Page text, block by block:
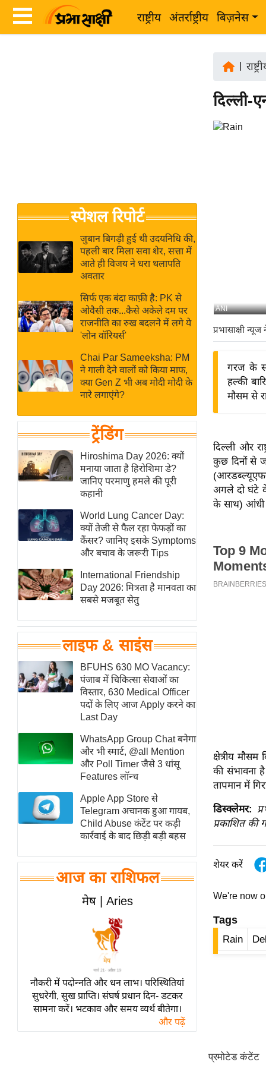
राष्ट्रीय अंतर्राष्ट्रीय बिज़नेस
Breaking
News in
Hindi
Hindi
Hindi
जगत
राय
बजट
क्रिकेट
IPL
ई-पेपर
मिसाल बेमिसाल
यंग इंडिया
साहित्य जगत
ऑटो वर्ल्ड
न्यूज ब्रीफ
बॉलीवुड
हॉलीवुड
फिल्म समीक्षा
Breaking
News
टेक्नॉलॉजी
ब्यूटी/फैशन
घरेलू नुस्खे
पर्यटन स्थल
फिटनेस मंत्रा
रिलेशनशिप
राजनीति
विश्लेषण
समसामयिक
मातृभूमि
स्तंभ
आई.
चाय पर
समीक्षा
धर्मस्थल
व्रत
स्पेशल रिपोर्ट
जुबान बिगड़ी हुई थी उदयनिधि की,
पहली बार मिला सवा शेर, सत्ता में
आते ही विजय ने धरा थलापति
अवतार
सिर्फ एक बंदा काफ़ी है: PK से
ओवैसी तक...कैसे अकेले दम पर
राजनीति का रुख बदलने में लगे ये
'लोन वॉरियर्स'
Chai Par Sameeksha: PM
ने गाली देने वालों को किया माफ,
क्या Gen Z भी अब मोदी मोदी के
नारे लगाएंगे?
ट्रेंडिंग
Hiroshima Day 2026: क्यों
मनाया जाता है हिरोशिमा डे?
जानिए परमाणु हमले की पूरी
कहानी
World Lung Cancer Day:
क्यों तेजी से फैल रहा फेफड़ों का
कैंसर? जानिए इसके Symptoms
और बचाव के जरूरी Tips
International Friendship
Day 2026: मित्रता है मानवता का
सबसे मजबूत सेतु
लाइफ & साइंस
BFUHS 630 MO Vacancy:
पंजाब में चिकित्सा सेवाओं का
विस्तार, 630 Medical Officer
पदों के लिए आज Apply करने का
Last Day
WhatsApp Group Chat बनेगा
और भी स्मार्ट, @all Mention
और Poll Timer जैसे 3 धांसू
Features लॉन्च
Apple App Store से
Telegram अचानक हुआ गायब,
Child Abuse कंटेंट पर कड़ी
कार्रवाई के बाद छिड़ी बड़ी बहस
आज का राशिफल
मेष | Aries
नौकरी में पदोन्नति और धन लाभ। परिस्थितियां
सुधरेगी, सुख प्राप्ति। संघर्ष प्रधान दिन- डटकर
सामना करें। भटकाव और समय व्यर्थ बीतेगा।
और पढ़ें
दिल्ली-
ANI
प्रभासाक्षी न्यूज
गरज के
हल्की
मौसम से
दिल्ली और
कुछ दिनों से
अगले दो घंटे
के साथ) आंधी
क्षेत्रीय
की संभावना है
तापमान में
डिस्क्लेमर:
प्रकाशित की
शेयर करें
We're now
Tags
Rain